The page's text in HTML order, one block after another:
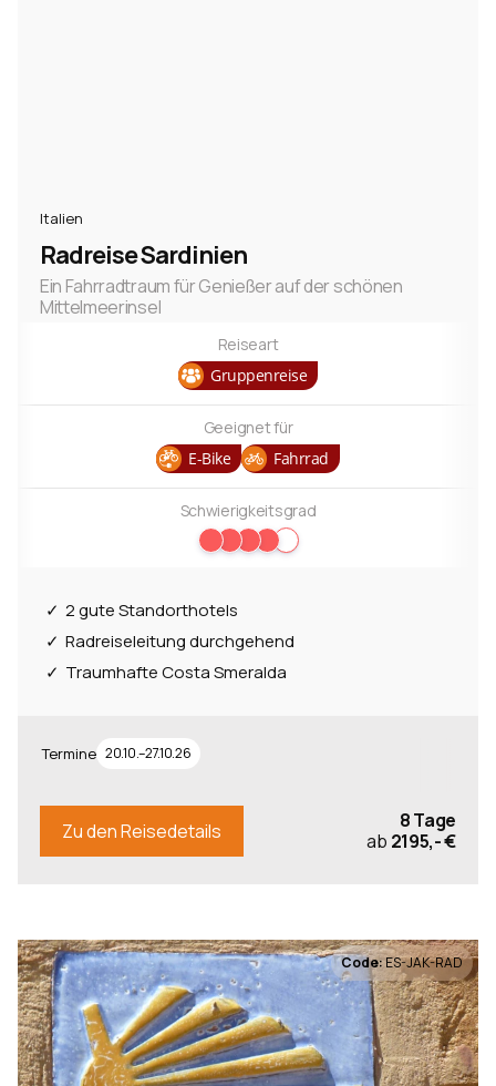
Italien
Radreise Sardinien
Ein Fahrradtraum für Genießer auf der schönen
Mittelmeerinsel
Schwierigkeitsgrad
Reiseart
Gruppenreise
Geeignet für
E-Bike
Fahrrad
2 gute Standorthotels
Radreiseleitung durchgehend
Traumhafte Costa Smeralda
Termine 20.10.–27.10.26
Zu den Reisedetails
8 Tage
ab 2195,- €
Code:ES-JAK-RAD